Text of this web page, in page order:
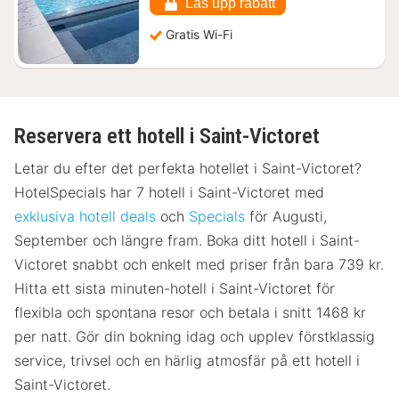
Lås upp rabatt
Gratis Wi-Fi
Reservera ett hotell i Saint-Victoret
Letar du efter det perfekta hotellet i Saint-Victoret?
HotelSpecials har 7 hotell i Saint-Victoret med
exklusiva hotell deals och Specials för Augusti,
September och längre fram. Boka ditt hotell i Saint-
Victoret snabbt och enkelt med priser från bara 739 kr.
Hitta ett sista minuten-hotell i Saint-Victoret för
flexibla och spontana resor och betala i snitt 1468 kr
per natt. Gör din bokning idag och upplev förstklassig
service, trivsel och en härlig atmosfär på ett hotell i
Saint-Victoret.